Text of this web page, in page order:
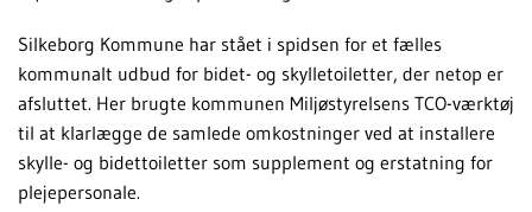
Silkeborg Kommune har stået i spidsen for et fælles
kommunalt udbud for bidet- og skylletoiletter, der netop er
afsluttet. Her brugte kommunen Miljøstyrelsens TCO-værktøj
til at klarlægge de samlede omkostninger ved at installere
skylle- og bidettoiletter som supplement og erstatning for
plejepersonale.